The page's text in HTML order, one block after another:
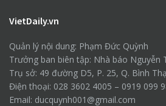
VietDaily.vn
Quản lý nội dung: Phạm Đức Quỳnh
Trưởng ban biên tập: Nhà báo Nguyễn
Trụ sở: 49 đường D5, P. 25, Q. Bình
Điện thoại: 028 3602 4005 – 0919 099
Email: ducquynh001@gmail.com